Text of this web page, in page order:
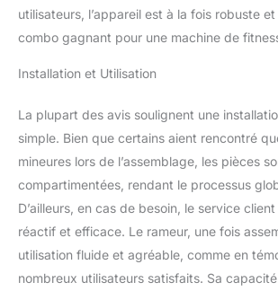
rameur pliable
d'appartement
facilement
télévision en
temps et les
se plaindront
plus, car le
d'appartement
totalement
Tous les
précision afin
utilisateurs, l’appareil est à la fois robuste
combo gagnant pour une machine de
Installation et Utilisation
La plupart des avis soulignent une
simple. Bien que certains aient rencontré
mineures lors de l’assemblage, les pièces
compartimentées, rendant le processus
D’ailleurs, en cas de besoin, le service
réactif et efficace. Le rameur, une fois
utilisation fluide et agréable, comme en
nombreux utilisateurs satisfaits. Sa